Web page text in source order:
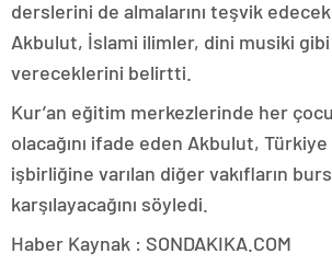
derslerini de almalarını teşvik
Akbulut, İslami ilimler, dini musiki
vereceklerini belirtti.
Kur’an eğitim merkezlerinde her
olacağını ifade eden Akbulut,
işbirliğine varılan diğer vakıfların
karşılayacağını söyledi.
Haber Kaynak : SONDAKIKA.COM